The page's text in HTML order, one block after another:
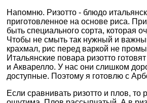
Напомню. Ризотто - блюдо
приготовленное на основе риса.
быть специального сорта, которая
Чтобы не смыть так нужный и
крахмал, рис перед варкой не
Итальянские повара ризотто
и Акварелло. У нас они слишком
доступные. Поэтому я готовлю с
Если сравнивать ризотто и плов, то